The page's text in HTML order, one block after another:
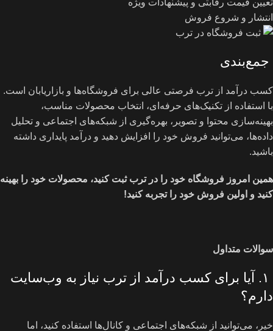
انتشار و شروع فروش
جمع‌بندی
کسب درآمد از ترب فرصتی عالی برای فروشگاه‌ها و بازاریابان است.
با استفاده از تکنیک‌های حرفه‌ای، انتخاب محصولات مناسب،
بهینه‌سازی محتوا و تصویر، بهره‌گیری از شبکه‌های اجتماعی و تحلیل
داده‌ها، می‌توانید فروش خود را افزایش دهید و درآمد پایداری داشته
باشید.
همین امروز فروشگاه خود را در ترب ثبت کنید، محصولات خود را بهینه
کنید و اولین فروش خود را تجربه کنید!
سوالات متداول
۱. آیا برای کسب درآمد از ترب نیاز به وب‌سایت
دارم؟
خیر، می‌توانید از شبکه‌های اجتماعی و کانال‌ها استفاده کنید، اما